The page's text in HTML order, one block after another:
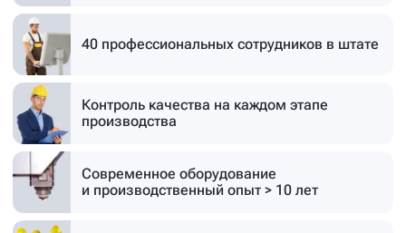
40 профессиональных сотрудников в штате
Контроль качества на каждом этапе
производства
Современное оборудование
и производственный опыт > 10 лет